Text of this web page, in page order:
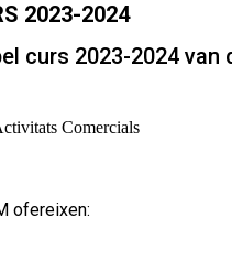
2023-2024
curs 2023-2024 van
Comercials
ofereixen: